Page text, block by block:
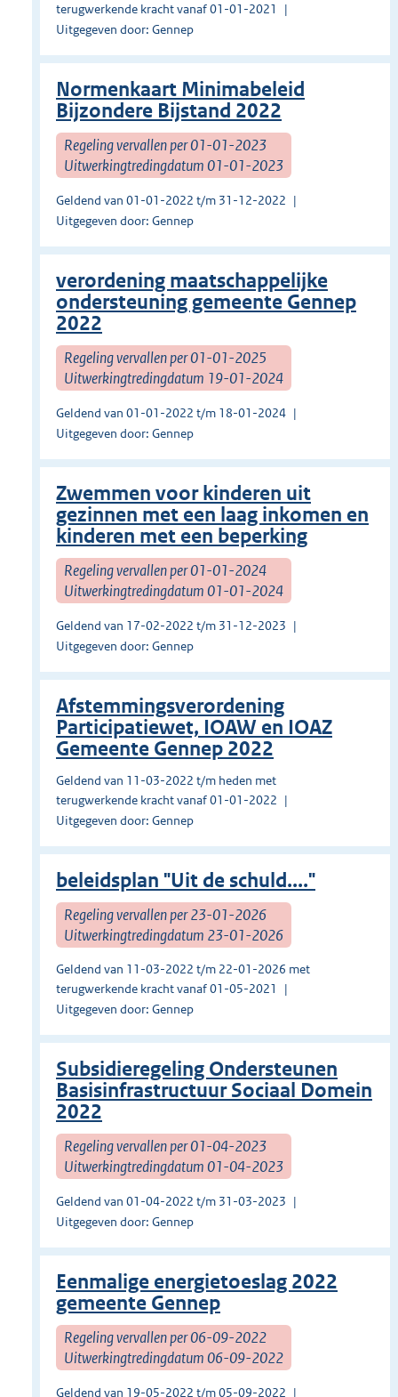
terugwerkende kracht vanaf 01-01-2021
Uitgegeven door: Gennep
Normenkaart Minimabeleid
Bijzondere Bijstand 2022
Regeling vervallen per 01-01-2023
Uitwerkingtredingdatum 01-01-2023
Geldend van 01-01-2022 t/m 31-12-2022
Uitgegeven door: Gennep
verordening maatschappelijke
ondersteuning gemeente Gennep
2022
Regeling vervallen per 01-01-2025
Uitwerkingtredingdatum 19-01-2024
Geldend van 01-01-2022 t/m 18-01-2024
Uitgegeven door: Gennep
Zwemmen voor kinderen uit
gezinnen met een laag inkomen en
kinderen met een beperking
Regeling vervallen per 01-01-2024
Uitwerkingtredingdatum 01-01-2024
Geldend van 17-02-2022 t/m 31-12-2023
Uitgegeven door: Gennep
Afstemmingsverordening
Participatiewet, IOAW en IOAZ
Gemeente Gennep 2022
Geldend van 11-03-2022 t/m heden met
terugwerkende kracht vanaf 01-01-2022
Uitgegeven door: Gennep
beleidsplan "Uit de schuld...."
Regeling vervallen per 23-01-2026
Uitwerkingtredingdatum 23-01-2026
Geldend van 11-03-2022 t/m 22-01-2026 met
terugwerkende kracht vanaf 01-05-2021
Uitgegeven door: Gennep
Subsidieregeling Ondersteunen
Basisinfrastructuur Sociaal Domein
2022
Regeling vervallen per 01-04-2023
Uitwerkingtredingdatum 01-04-2023
Geldend van 01-04-2022 t/m 31-03-2023
Uitgegeven door: Gennep
Eenmalige energietoeslag 2022
gemeente Gennep
Regeling vervallen per 06-09-2022
Uitwerkingtredingdatum 06-09-2022
Geldend van 19-05-2022 t/m 05-09-2022